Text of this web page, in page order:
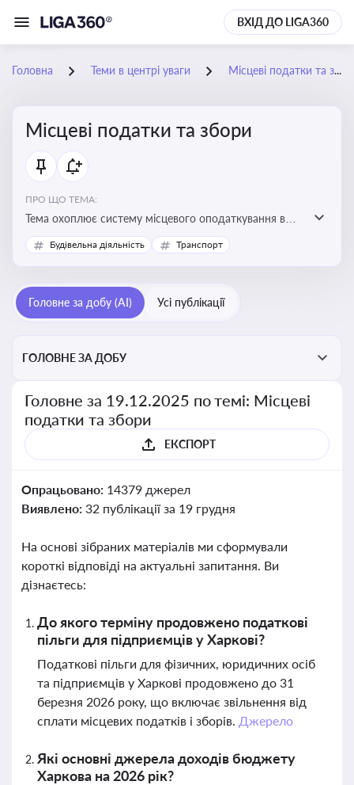
ВХІД ДО LIGA360
Головна Теми в центрі уваги Місцеві податки та збори
Місцеві податки та збори
ПРО ЩО ТЕМА:
Тема охоплює систему місцевого оподаткування в
Україні, включаючи туристичний збір, плату за
земельні ділянки, за паркування транспорту
Будівельна діяльність Транспорт
Головне за добу (AI) Усі публікації
ГОЛОВНЕ ЗА ДОБУ
Головне за 19.12.2025 по темі: Місцеві
податки та збори
ЕКСПОРТ
Опрацьовано: 14379 джерел
Виявлено: 32 публікації за 19 грудня
На основі зібраних матеріалів ми сформували
короткі відповіді на актуальні запитання. Ви
дізнаєтесь:
До якого терміну продовжено податкові
пільги для підприємців у Харкові?
Податкові пільги для фізичних, юридичних осіб
та підприємців у Харкові продовжено до 31
березня 2026 року, що включає звільнення від
сплати місцевих податків і зборів. Джерело
Які основні джерела доходів бюджету
Харкова на 2026 рік?